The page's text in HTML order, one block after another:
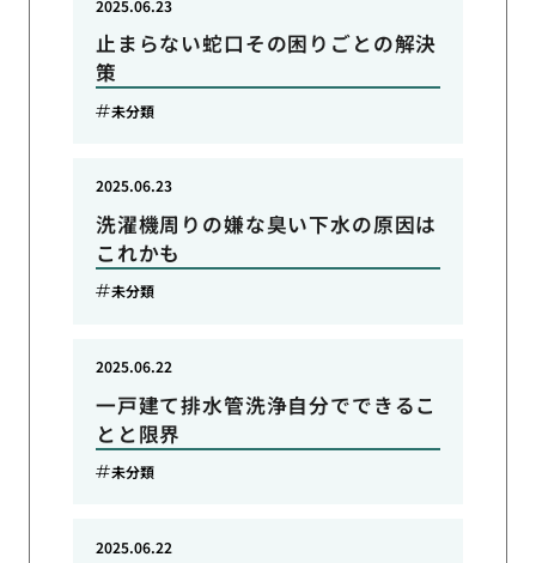
止まらない蛇口その困りごとの解決
策
2025.06.23
未分類
洗濯機周りの嫌な臭い下水の原因は
これかも
2025.06.23
未分類
一戸建て排水管洗浄自分でできるこ
とと限界
2025.06.22
未分類
2025.06.22